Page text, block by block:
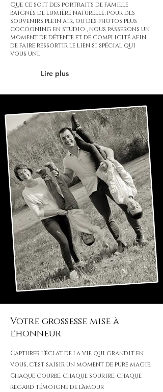
Que ce soit des portraits de famille
baignés de lumière naturelle, pour des
souvenirs plein air, ou des photos plus
cocooning en studio , nous passerons un
moment de détente et de complicité afin
de faire ressortir le lien si spécial qui
vous uni.
Lire plus
Votre grossesse mise à
l'honneur
Capturer l'éclat de la vie qui grandit en
vous, c'est saisir un moment de pure magie.
Chaque courbe, chaque sourire, chaque
regard témoigne de l'amour